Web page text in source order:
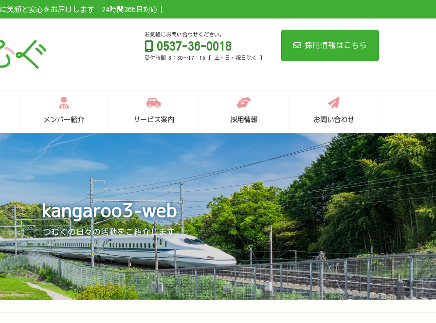
顔と安心をお届けします｜24時間365日対応｜
お気軽にお問い合わせください。
0537-36-0018
受付時間 8：30～17：15 [ 土・日・祝日除く ]
採用情報はこちら
メンバー紹介 サービス案内 採用情報 お問い合わせ
kangaroo3-web
つむぐの日々の活動をご紹介します